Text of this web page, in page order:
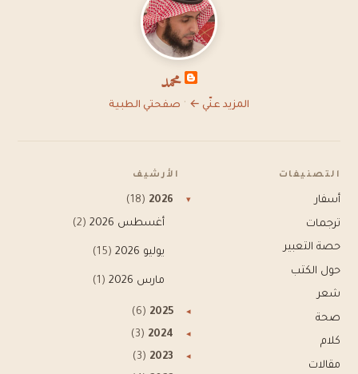
محمد
المزيد عنّي ← · صفحتي الطبية
التصنيفات
أسفار
ترجمات
حصة التعبير
حول الكتب
شعر
صحة
كلام
مقالات
الأرشيف
▾
2026
(18)
أغسطس 2026 (2)
يوليو 2026 (15)
مارس 2026 (1)
◂
2025
(6)
◂
2024
(3)
◂
2023
(3)